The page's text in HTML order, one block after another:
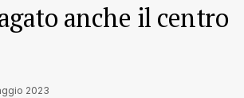
anche il centro
2023